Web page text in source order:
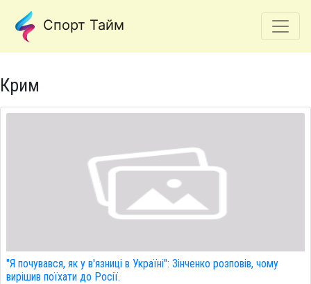
Спорт Тайм
Крим
"Я почувався, як у в'язниці в Україні": Зінченко розповів, чому
вирішив поїхати до Росії.